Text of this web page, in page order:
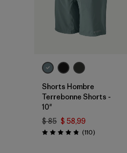
Shorts Hombre
Terrebonne Shorts -
10"
$ 85 $ 58,99
Valoración: 4.8 / 5
(110Comentarios
)